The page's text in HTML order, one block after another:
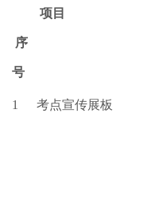
序
号
项目
1 考点宣传展板